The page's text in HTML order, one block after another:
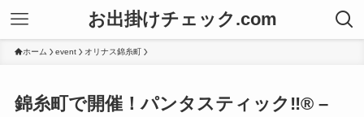
お出掛けチェック.com
ホーム event オリナス錦糸町
錦糸町で開催！パンタスティック‼® –